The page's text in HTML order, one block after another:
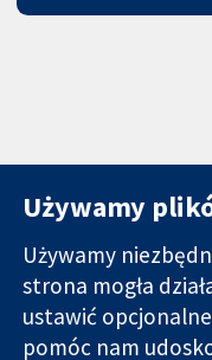
Wiarygodne dane
Używamy
Używamy
strona mogła
ustawić
pomóc nam